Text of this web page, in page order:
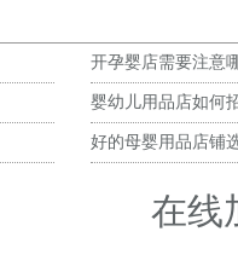
开孕婴店需要注意
婴幼儿用品店如何
好的母婴用品店铺
在线